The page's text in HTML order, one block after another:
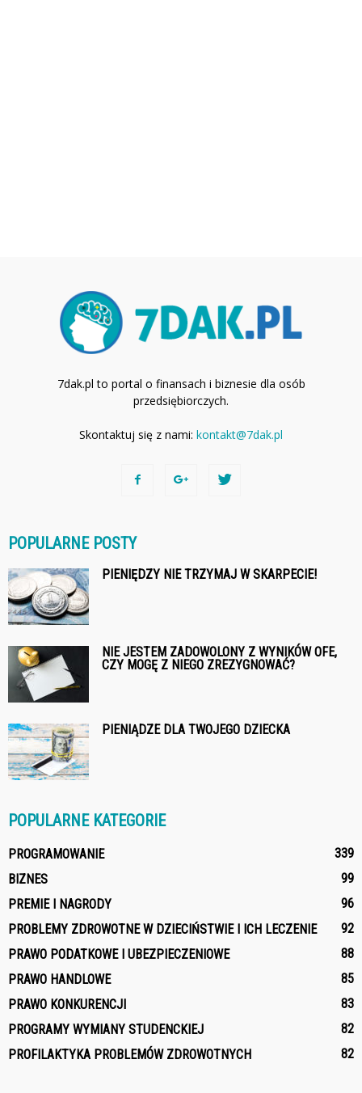
7dak.pl to portal o finansach i biznesie dla osób
przedsiębiorczych.
Skontaktuj się z nami: kontakt@7dak.pl
POPULARNE POSTY
PIENIĘDZY NIE TRZYMAJ W SKARPECIE!
NIE JESTEM ZADOWOLONY Z WYNIKÓW OFE,
CZY MOGĘ Z NIEGO ZREZYGNOWAĆ?
PIENIĄDZE DLA TWOJEGO DZIECKA
POPULARNE KATEGORIE
PROGRAMOWANIE
339
BIZNES
99
PREMIE I NAGRODY
96
PROBLEMY ZDROWOTNE W DZIECIŃSTWIE I ICH LECZENIE
92
PRAWO PODATKOWE I UBEZPIECZENIOWE
88
PRAWO HANDLOWE
85
PRAWO KONKURENCJI
83
PROGRAMY WYMIANY STUDENCKIEJ
82
PROFILAKTYKA PROBLEMÓW ZDROWOTNYCH
82